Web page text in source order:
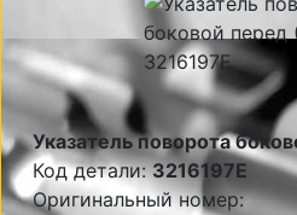
Указатель поворота
Код детали:3216197E
Оригинальный номер: